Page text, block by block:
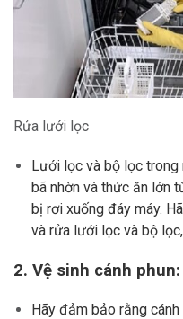
Rửa lưới lọc
Lưới lọc và bộ lọc trong
bã nhờn và thức ăn lớn
bị rơi xuống đáy máy.
và rửa lưới lọc và bộ
2. Vệ sinh cánh phun:
Hãy đảm bảo rằng